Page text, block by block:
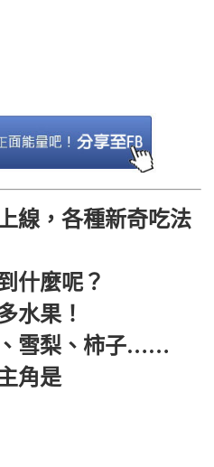
線，各種新奇吃法
什麼呢？
水果！
雪梨、柿子……
角是